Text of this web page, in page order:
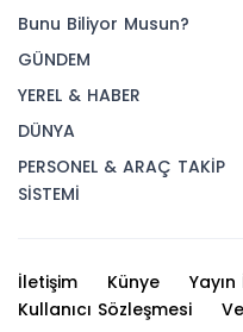
Bunu Biliyor Musun?
GÜNDEM
YEREL & HABER
DÜNYA
PERSONEL & ARAÇ TAKİP
SİSTEMİ
İletişim Künye
Kullanıcı Sözleşmesi